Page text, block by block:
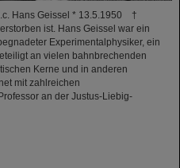
Hans Geissel * 13.5.1950 †
ist. Hans Geissel war ein
Experimentalphysiker, ein
an vielen bahnbrechenden
Kerne und in anderen
mit zahlreichen
an der Justus-Liebig-